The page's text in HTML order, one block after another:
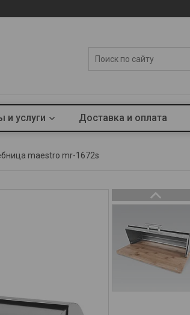
и услуги Доставка и оплата
maestro mr-1672s